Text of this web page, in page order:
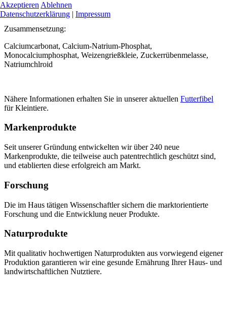
Zusammensetzung:
Calciumcarbonat, Calcium-Natrium-Phosphat,
Monocalciumphosphat, Weizengrießkleie, Zuckerrübenmelasse,
Natriumchlroid
Nähere Informationen erhalten Sie in unserer aktuellen Futterfibel
für Kleintiere.
Markenprodukte
Seit unserer Gründung entwickelten wir über 240 neue
Markenprodukte, die teilweise auch patentrechtlich geschützt sind,
und etablierten diese erfolgreich am Markt.
Forschung
Die im Haus tätigen Wissenschaftler sichern die marktorientierte
Forschung und die Entwicklung neuer Produkte.
Naturprodukte
Mit qualitativ hochwertigen Naturprodukten aus vorwiegend eigener
Produktion garantieren wir eine gesunde Ernährung Ihrer Haus- und
landwirtschaftlichen Nutztiere.
Akzeptieren Ablehnen
Datenschutzerklärung | Impressum